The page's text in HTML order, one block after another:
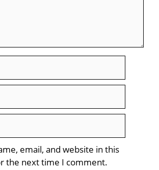
email, and website in this
the next time I comment.